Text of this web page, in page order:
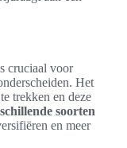
cruciaal voor
Het
trekken en deze
soorten
en meer